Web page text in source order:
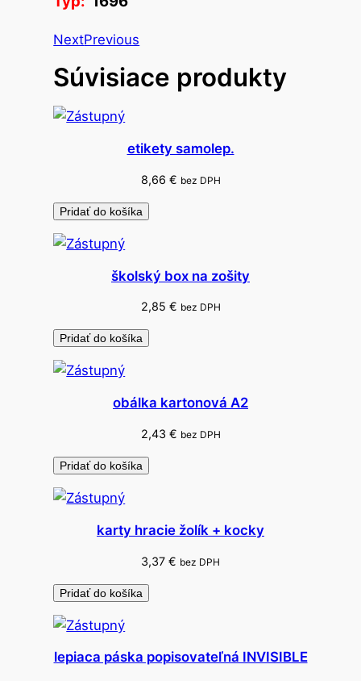
v
e
n
d
r
á
c
a
i
l
c
v
í
č
o
NextPrevious
Súvisiace produkty
etikety samolep.
8,66 € bez DPH
Pridať do košíka
školský box na zošity
2,85 € bez DPH
Pridať do košíka
obálka kartonová A2
2,43 € bez DPH
Pridať do košíka
karty hracie žolík + kocky
3,37 € bez DPH
Pridať do košíka
lepiaca páska popisovateľná INVISIBLE